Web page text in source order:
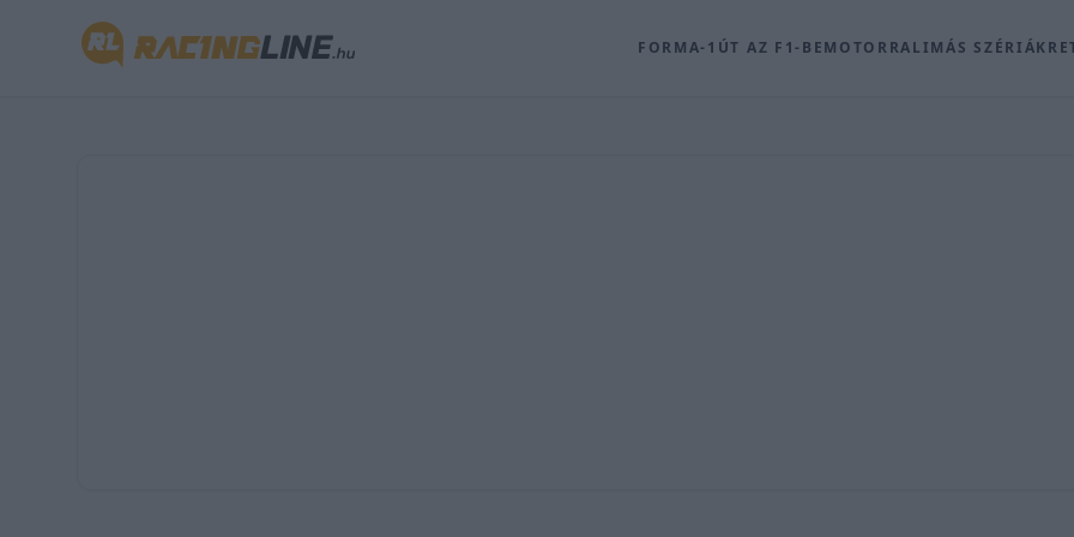
FORMA-1 ÚT AZ F1-BEMOTORRALIMÁS SZÉRIÁK